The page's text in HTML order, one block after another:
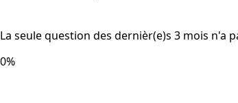
La seule question des dernièr(e)s 3 mois n'a
0%